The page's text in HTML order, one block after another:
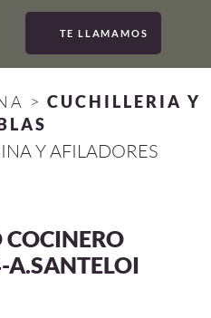
TE LLAMAMOS
> CUCHILLERIA Y
Y AFILADORES
COCINERO